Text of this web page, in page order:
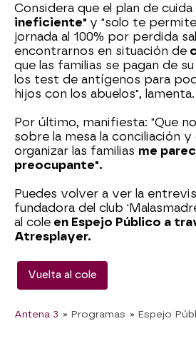
Considera que el plan de cuida
ineficiente" y "solo te
jornada al 100% por perdida
encontrarnos en situación de
que las familias se pagan de
los test de antígenos para
hijos con los abuelos", lamenta.
Por último, manifiesta: "Que
sobre la mesa la conciliación
organizar las familias me
preocupante".
Puedes volver a ver la
fundadora del club
al cole en Espejo Público a
Atresplayer.
Vuelta al cole
Antena 3 » Programas » Espejo